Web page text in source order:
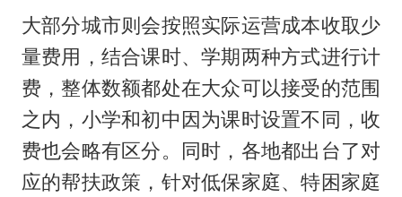
大部分城市则会按照实际运营成本收取少
量费用，结合课时、学期两种方式进行计
费，整体数额都处在大众可以接受的范围
之内，小学和初中因为课时设置不同，收
费也会略有区分。同时，各地都出台了对
应的帮扶政策，针对低保家庭、特困家庭